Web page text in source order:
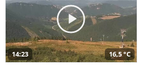
14:23 16,5 °C